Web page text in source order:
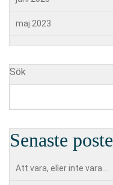
maj 2023
Sök
Senaste
Att vara, eller inte vara…